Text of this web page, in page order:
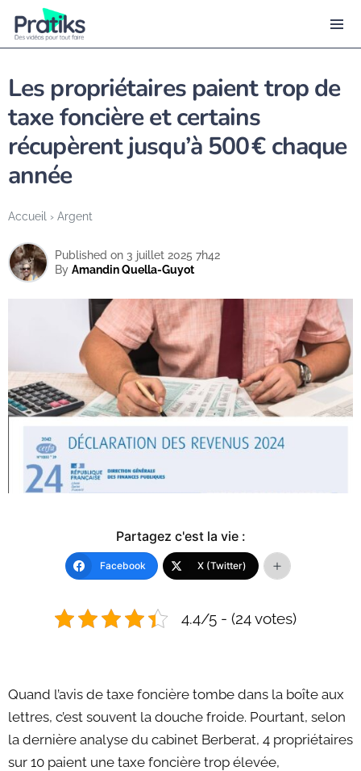
Accueil › Argent
Les propriétaires paient trop de
taxe foncière et certains
récupèrent jusqu’à 500 € chaque
année
By Amandin Quella-Guyot
Published on 3 juillet 2025 7h42
Partagez c'est la vie :
Facebook X (Twitter)
4.4/5 - (24 votes)
Quand l’avis de taxe foncière tombe dans la boîte aux
lettres, c’est souvent la douche froide. Pourtant, selon
la dernière analyse du cabinet Berberat, 4 propriétaires
sur 10 paient une taxe foncière trop élevée,